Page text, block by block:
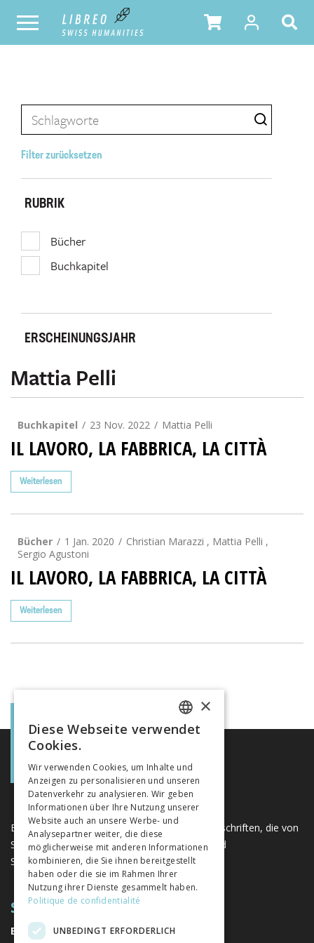
Filter zurücksetzen
RUBRIK
Bücher
Buchkapitel
ERSCHEINUNGSJAHR
Mattia Pelli
Buchkapitel 23 Nov. 2022 Mattia Pelli
IL LAVORO, LA FABBRICA, LA CITTÀ
Weiterlesen
Bücher 1 Jan. 2020 Christian Marazzi , Mattia Pelli ,
Sergio Agustoni
IL LAVORO, LA FABBRICA, LA CITTÀ
Weiterlesen
Eine einzigartige Plattform für Bücher und Zeitschriften, die von
Schweizer Verlagen im Bereich der Geistes- und
Sozialwissenschaften herausgegeben werden.
SITEMAP
BÜCHER
FRENCH
ITALIAN
×
Diese Webseite verwendet
Cookies.
Wir verwenden Cookies, um Inhalte und
Anzeigen zu personalisieren und unseren
Datenverkehr zu analysieren. Wir geben
Informationen über Ihre Nutzung unserer
Website auch an unsere Werbe- und
Analysepartner weiter, die diese
möglicherweise mit anderen Informationen
kombinieren, die Sie ihnen bereitgestellt
haben oder die sie im Rahmen Ihrer
Nutzung ihrer Dienste gesammelt haben.
Politique de confidentialité
UNBEDINGT ERFORDERLICH